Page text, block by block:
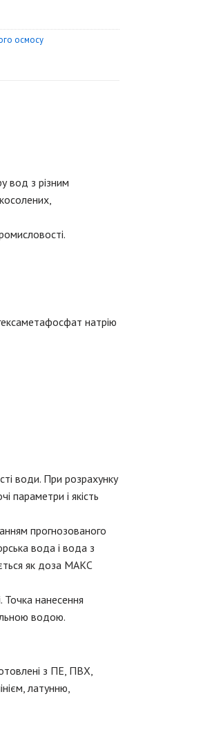
осмосу
вод з різним
натрію
води. При розрахунку
параметри і якість
прогнозованого
вода і вода з
як доза МАКС
нанесення
водою.
з ПЕ, ПВХ,
латунню,